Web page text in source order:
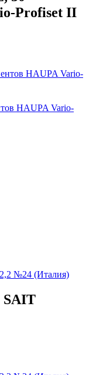
Profiset II
HAUPA Vario-
SAIT